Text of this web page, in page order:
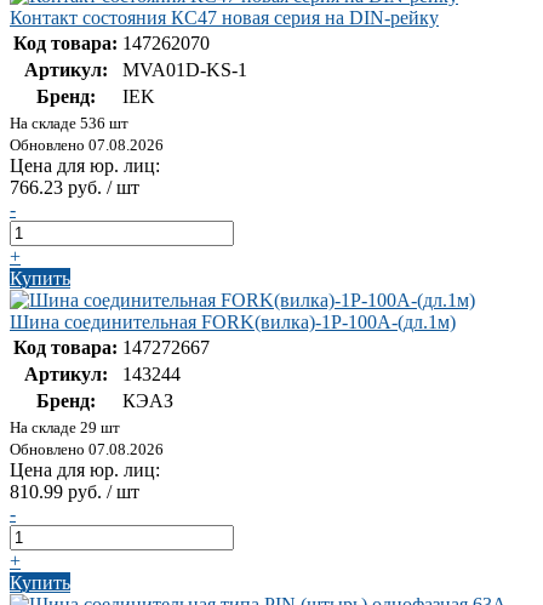
Контакт состояния КС47 новая серия на DIN-рейку
Код товара: 147262070
Артикул:
MVA01D-KS-1
Бренд:
IEK
На складе 536 шт
Обновлено 07.08.2026
Цена для юр. лиц:
766.23 руб. / шт
-
+
Купить
Шина соединительная FORK(вилка)-1Р-100А-(дл.1м)
Код товара: 147272667
Артикул:
143244
Бренд:
КЭАЗ
На складе 29 шт
Обновлено 07.08.2026
Цена для юр. лиц:
810.99 руб. / шт
-
+
Купить